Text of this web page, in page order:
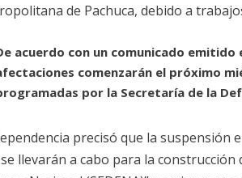
de Pachuca, debido a
acuerdo con un comunicado
comenzarán el próximo
por la Secretaría de la
precisó que la suspensión
llevarán a cabo para la construcción